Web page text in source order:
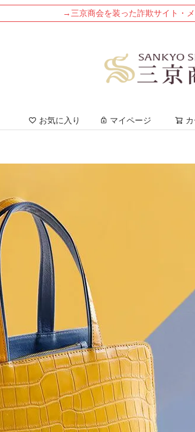
→三京商会を装った詐欺サイト・
お気に入り マイページ